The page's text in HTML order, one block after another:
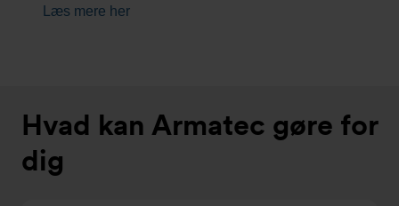
Læs mere her
Hvad kan Armatec gøre for
dig